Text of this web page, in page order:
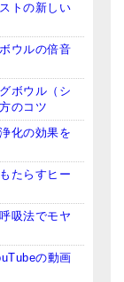
トの新しい
ウルの倍音
ボウル（シ
のコツ
化の効果を
たらすヒー
吸法でモヤ
の動画